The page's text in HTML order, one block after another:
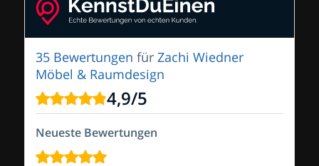
35 Bewertungen für Zachi Wiedner
Möbel & Raumdesign
4,9/5
Neueste Bewertungen